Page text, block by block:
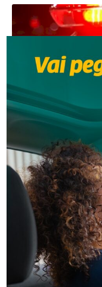
Segurança
Golpe do falso
com prejuízo de R$
Segurança